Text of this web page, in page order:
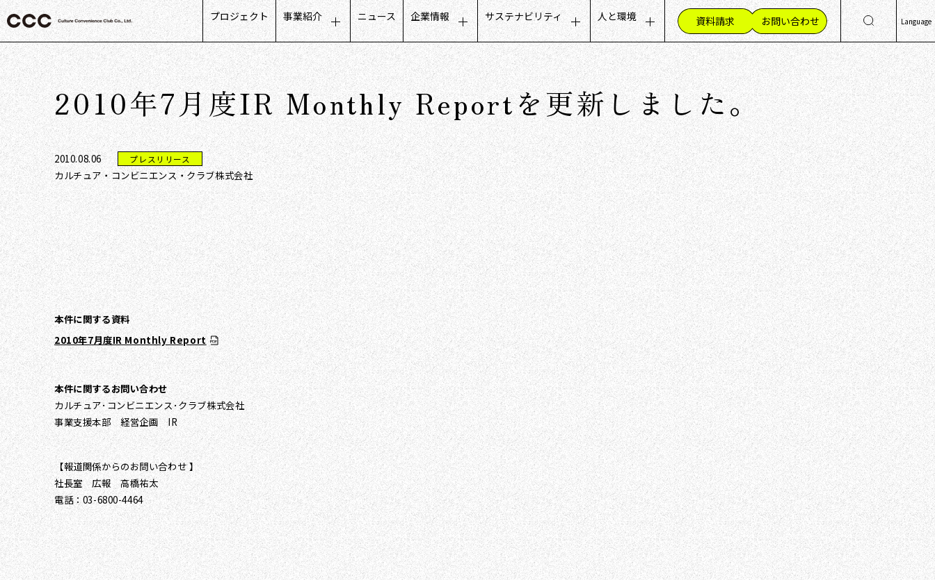
プロジェクト 事業紹介
カスタマーエクスペリエンス
リテールビジネス
ライフデザインビジネス
パートナーコミュニケーション
データベースマーケティング
ニュース 企業情報
トップメッセージ
会社概要
ミッション・ビジョン・価値観
グループ会社
役員構成
沿革
数字で見るCCC
サステナビリティ
サステナビリティに関するメッセージ
公平でインクルーシブな取り組み
地域社会との取り組み
ガバナンスについて
人と環境
募集職種（採用情報）
人材への想い
働く環境
社員の声
資料請求 お問い合わせ Language
日
简
繁
2010年7月度IR Monthly Reportを更新しました。
2010.08.06 プレスリリース
カルチュア・コンビニエンス・クラブ株式会社
本件に関する資料
2010年7月度IR Monthly Report
本件に関するお問い合わせ
カルチュア･コンビニエンス･クラブ株式会社
事業支援本部 経営企画 IR
【報道関係からのお問い合わせ 】
社長室 広報 高橋祐太
電話：03-6800-4464